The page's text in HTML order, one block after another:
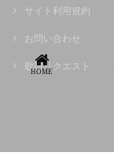
サイト利用規約
お問い合わせ
歌詩リクエスト
HOME